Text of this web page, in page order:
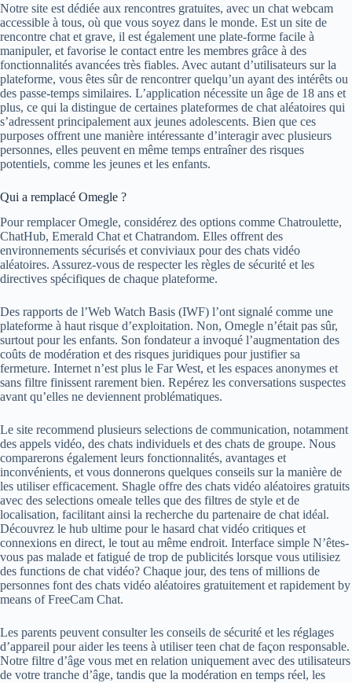
Notre site est dédiée aux rencontres gratuites, avec un chat webcam
accessible à tous, où que vous soyez dans le monde. Est un site de
rencontre chat et grave, il est également une plate-forme facile à
manipuler, et favorise le contact entre les membres grâce à des
fonctionnalités avancées très fiables. Avec autant d’utilisateurs sur la
plateforme, vous êtes sûr de rencontrer quelqu’un ayant des intérêts ou
des passe-temps similaires. L’application nécessite un âge de 18 ans et
plus, ce qui la distingue de certaines plateformes de chat aléatoires qui
s’adressent principalement aux jeunes adolescents. Bien que ces
purposes offrent une manière intéressante d’interagir avec plusieurs
personnes, elles peuvent en même temps entraîner des risques
potentiels, comme les jeunes et les enfants.
Qui a remplacé Omegle ?
Pour remplacer Omegle, considérez des options comme Chatroulette,
ChatHub, Emerald Chat et Chatrandom. Elles offrent des
environnements sécurisés et conviviaux pour des chats vidéo
aléatoires. Assurez-vous de respecter les règles de sécurité et les
directives spécifiques de chaque plateforme.
Des rapports de l’Web Watch Basis (IWF) l’ont signalé comme une
plateforme à haut risque d’exploitation. Non, Omegle n’était pas sûr,
surtout pour les enfants. Son fondateur a invoqué l’augmentation des
coûts de modération et des risques juridiques pour justifier sa
fermeture. Internet n’est plus le Far West, et les espaces anonymes et
sans filtre finissent rarement bien. Repérez les conversations suspectes
avant qu’elles ne deviennent problématiques.
Le site recommend plusieurs selections de communication, notamment
des appels vidéo, des chats individuels et des chats de groupe. Nous
comparerons également leurs fonctionnalités, avantages et
inconvénients, et vous donnerons quelques conseils sur la manière de
les utiliser efficacement. Shagle offre des chats vidéo aléatoires gratuits
avec des selections omeale telles que des filtres de style et de
localisation, facilitant ainsi la recherche du partenaire de chat idéal.
Découvrez le hub ultime pour le hasard chat vidéo critiques et
connexions en direct, le tout au même endroit. Interface simple N’êtes-
vous pas malade et fatigué de trop de publicités lorsque vous utilisiez
des functions de chat vidéo? Chaque jour, des tens of millions de
personnes font des chats vidéo aléatoires gratuitement et rapidement by
means of FreeCam Chat.
Les parents peuvent consulter les conseils de sécurité et les réglages
d’appareil pour aider les teens à utiliser teen chat de façon responsable.
Notre filtre d’âge vous met en relation uniquement avec des utilisateurs
de votre tranche d’âge, tandis que la modération en temps réel, les